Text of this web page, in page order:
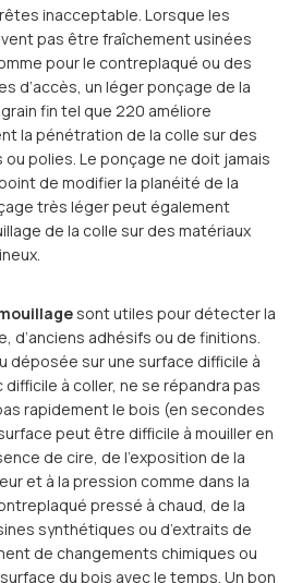
inacceptable. Lorsque les
pas être fraîchement usinées
pour le contreplaqué ou des
d’accès, un léger ponçage de la
fin tel que 220 améliore
la pénétration de la colle sur des
ou polies. Le ponçage ne doit jamais
de modifier la planéité de la
très léger peut également
de la colle sur des matériaux
sont utiles pour détecter la
d’anciens adhésifs ou de finitions.
déposée sur une surface difficile à
à coller, ne se répandra pas
rapidement le bois (en secondes
peut être difficile à mouiller en
de cire, de l’exposition de la
et à la pression comme dans la
pressé à chaud, de la
synthétiques ou d’extraits de
de changements chimiques ou
du bois avec le temps. Un bon